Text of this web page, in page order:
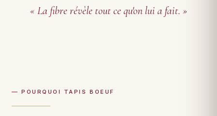
« La fibre révèle tout ce qu'on lui a fait. »
— POURQUOI TAPIS BOEUF